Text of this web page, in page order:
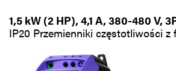
1,5 kW (2 HP), 4,1 A, 380-480 V,
IP20 Przemienniki częstotliwości z